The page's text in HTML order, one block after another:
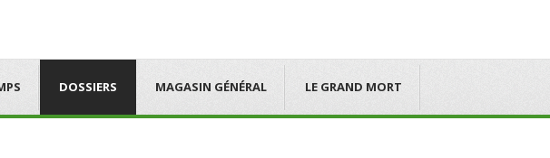
DOSSIERS MAGASIN GÉNÉRAL LE GRAND MORT